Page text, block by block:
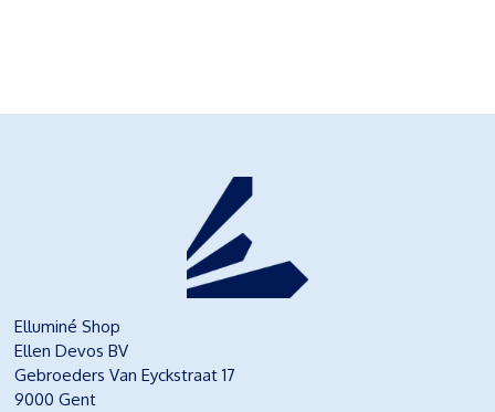
Elluminé Shop
Ellen Devos BV
Gebroeders Van Eyckstraat 17
9000 Gent